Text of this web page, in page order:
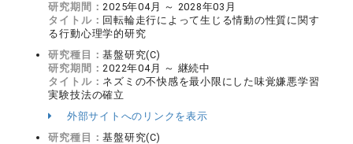
研究期間：2025年04月 ～ 2028年03月
タイトル： 回転輪走行によって生じる情動の性質に関す
る行動心理学的研究
研究種目：基盤研究(C)
研究期間：2022年04月 ～ 継続中
タイトル： ネズミの不快感を最小限にした味覚嫌悪学習
実験技法の確立
外部サイトへのリンクを表示
研究種目：基盤研究(C)